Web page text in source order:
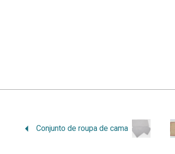
Conjunto de roupa de cama